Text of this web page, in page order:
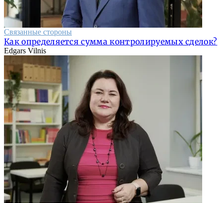
Связанные стороны
Как определяется сумма контролируемых сделок?
Edgars Vilnis